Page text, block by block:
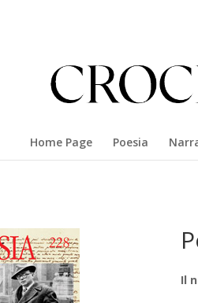
Home Page Poesia
Il